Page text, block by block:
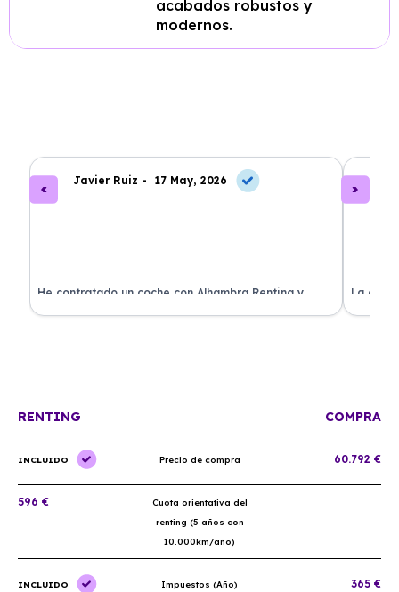
acabados robustos y
modernos.
Javier Ruiz - 17 May, 2026
He contratado un coche con Alhambra Renting y
estoy impresionado. Todo ha sido transparente y sin
La
RENTING COMPRA
INCLUIDO Precio de compra 60.792 €
596 €
Cuota orientativa del
renting (5 años con
10.000km/año)
INCLUIDO Impuestos (Año) 365 €